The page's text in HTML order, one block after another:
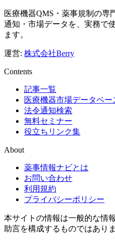
医療機器QMS・薬事規制の専
通知・市場データを、実務で
ます。
運営: 株式会社Berry
Contents
記事一覧
医療機器市場データベー
法令通知検索
無料セミナー
役立ちリンク集
About
薬事情報ナビとは
お問い合わせ
利用規約
プライバシーポリシー
本サイトの情報は一般的な情
助言を構成するものではありま